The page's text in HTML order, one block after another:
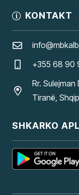
KONTAKT
+355 68 90
Rr.
Tiranë,
SHKARKO